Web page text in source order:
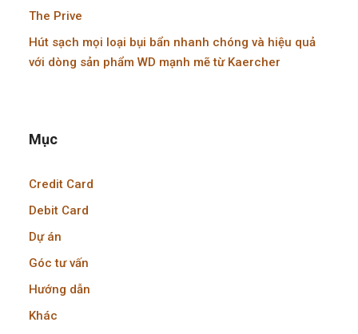
The Prive
Hút sạch mọi loại bụi bẩn nhanh chóng và hiệu quả
với dòng sản phẩm WD mạnh mẽ từ Kaercher
Mục
Credit Card
Debit Card
Dự án
Góc tư vấn
Hướng dẫn
Khác